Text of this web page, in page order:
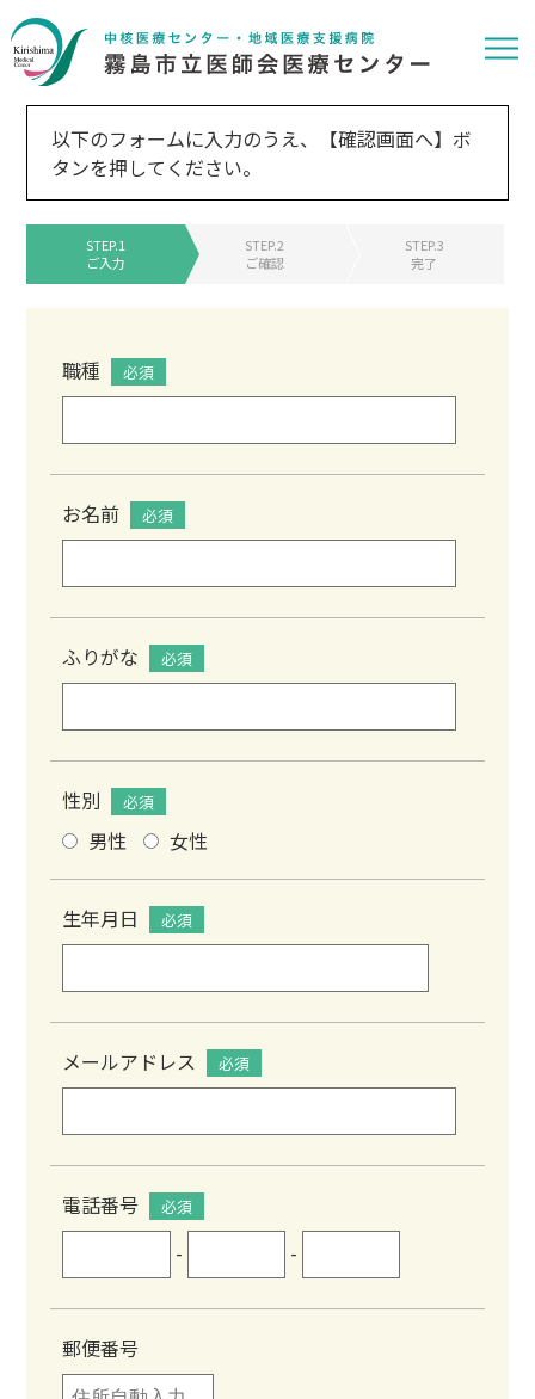
エントリーフォーム
以下のフォームに入力のうえ、【確認画面へ】ボ
タンを押してください。
STEP.1
ご入力
STEP.2
ご確認
STEP.3
完了
職種 必須
お名前 必須
ふりがな 必須
性別 必須
男性 女性
生年月日 必須
メールアドレス 必須
電話番号 必須
- -
郵便番号